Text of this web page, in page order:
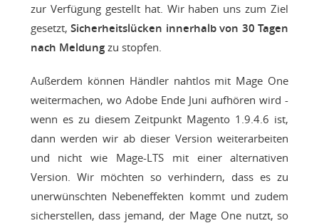
zur Verfügung gestellt hat. Wir haben uns zum Ziel
gesetzt,Sicherheitslücken innerhalb von 30 Tagen
nach Meldungzu stopfen.
Außerdem können Händler nahtlos mit Mage One
weitermachen, wo Adobe Ende Juni aufhören wird -
wenn es zu diesem Zeitpunkt Magento 1.9.4.6 ist,
dann werden wir ab dieser Version weiterarbeiten
und nicht wie Mage-LTS mit einer alternativen
Version. Wir möchten so verhindern, dass es zu
unerwünschten Nebeneffekten kommt und zudem
sicherstellen, dass jemand, der Mage One nutzt, so